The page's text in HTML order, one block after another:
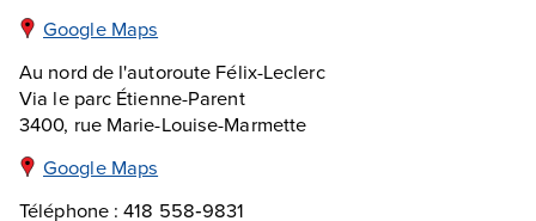
Google Maps
Au nord de l'autoroute Félix-Leclerc
Via le parc Étienne-Parent
3400, rue Marie-Louise-Marmette
Google Maps
Téléphone : 418 558‑9831